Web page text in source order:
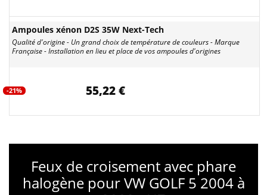
Ampoules xénon D2S 35W Next-Tech
Qualité d'origine - Un grand choix de température de couleurs - Marque
Française - Installation en lieu et place de vos ampoules d'origines
-21% 55,22 €
Feux de croisement avec phare
halogène pour VW GOLF 5 2004 à